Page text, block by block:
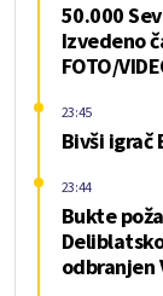
50.000
Izvedeno
FOTO/
Bivši igrač
23:45
Bukte
odbranjen
23:44